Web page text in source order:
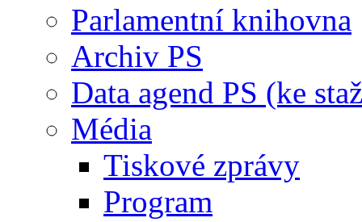
Parlamentní knihovna
Archiv PS
Data agend PS (ke
Média
Tiskové zprávy
Program